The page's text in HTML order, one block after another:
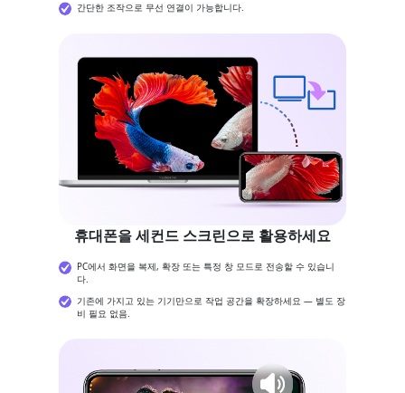
간단한 조작으로 무선 연결이 가능합니다.
휴대폰을 세컨드 스크린으로 활용하세요
PC에서 화면을 복제, 확장 또는 특정 창 모드로 전송할 수 있습니
다.
기존에 가지고 있는 기기만으로 작업 공간을 확장하세요 — 별도 장
비 필요 없음.